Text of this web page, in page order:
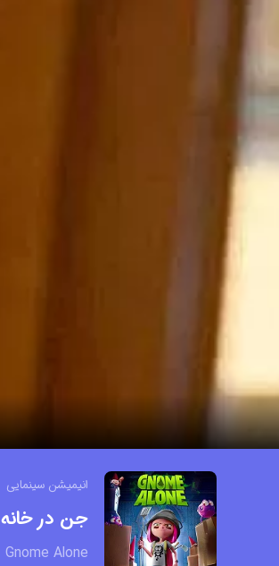
انیمیشن سینمایی
جن در خانه
Gnome Alone